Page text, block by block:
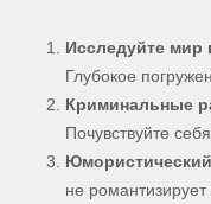
Исследуйте мир
Глубокое
Криминальные
Почувствуйте
не